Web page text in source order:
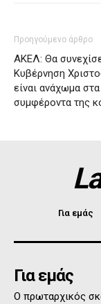
Προηγούμενο άρθρο
ΑΚΕΛ: Θα
Κυβέρνηση
είναι ανάχωμα στα
συμφέροντα της
Για εμάς
Για εμάς
Ο πρωταρχικός